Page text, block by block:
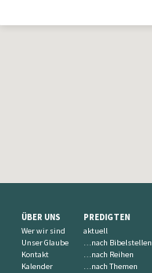
ÜBER UNS
Wer wir sind
Unser Glaube
Kontakt
Kalender
PREDIGTEN
aktuell
…nach Bibelstellen
…nach Reihen
…nach Themen